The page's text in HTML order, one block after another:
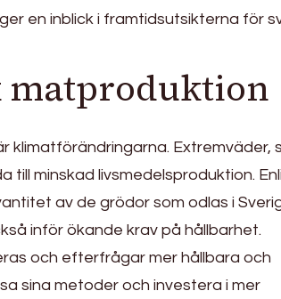
en inblick i framtidsutsikterna för
matproduktion
klimatförändringarna. Extremväder,
till minskad livsmedelsproduktion.
av de grödor som odlas i
inför ökande krav på hållbarhet.
och efterfrågar mer hållbara och
sina metoder och investera i mer